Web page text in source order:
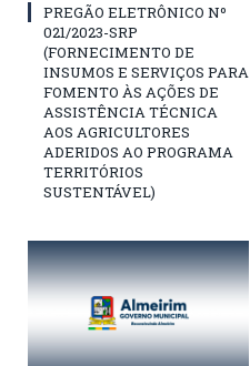
PREGÃO ELETRÔNICO Nº
021/2023-SRP
(FORNECIMENTO DE
INSUMOS E SERVIÇOS PARA
FOMENTO ÀS AÇÕES DE
ASSISTÊNCIA TÉCNICA
AOS AGRICULTORES
ADERIDOS AO PROGRAMA
TERRITÓRIOS
SUSTENTÁVEL)